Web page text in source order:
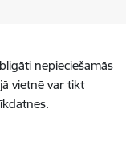
nepieciešamās
vietnē var tikt